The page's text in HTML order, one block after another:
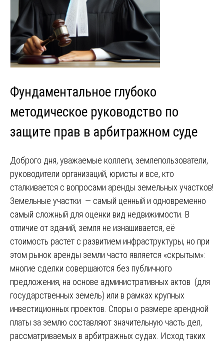
Фундаментальное глубоко
методическое руководство по
защите прав в арбитражном суде
Доброго дня, уважаемые коллеги, землепользователи,
руководители организаций, юристы и все, кто
сталкивается с вопросами аренды земельных участков!
Земельные участки — самый ценный и одновременно
самый сложный для оценки вид недвижимости. В
отличие от зданий, земля не изнашивается, её
стоимость растет с развитием инфраструктуры, но при
этом рынок аренды земли часто является «скрытым»:
многие сделки совершаются без публичного
предложения, на основе административных актов (для
государственных земель) или в рамках крупных
инвестиционных проектов. Споры о размере арендной
платы за землю составляют значительную часть дел,
рассматриваемых в арбитражных судах. Исход таких